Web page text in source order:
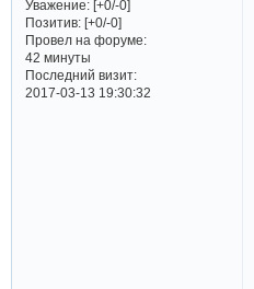
Уважение: [+0/-0]
Позитив: [+0/-0]
Провел на форуме:
42 минуты
Последний визит:
2017-03-13 19:30:32